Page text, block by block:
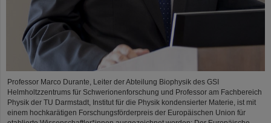
Professor Marco Durante, Leiter der Abteilung Biophysik des GSI
Helmholtzzentrums für Schwerionenforschung und Professor am Fachbereich
Physik der TU Darmstadt, Institut für die Physik kondensierter Materie, ist mit
einem hochkarätigen Forschungsförderpreis der Europäischen Union für